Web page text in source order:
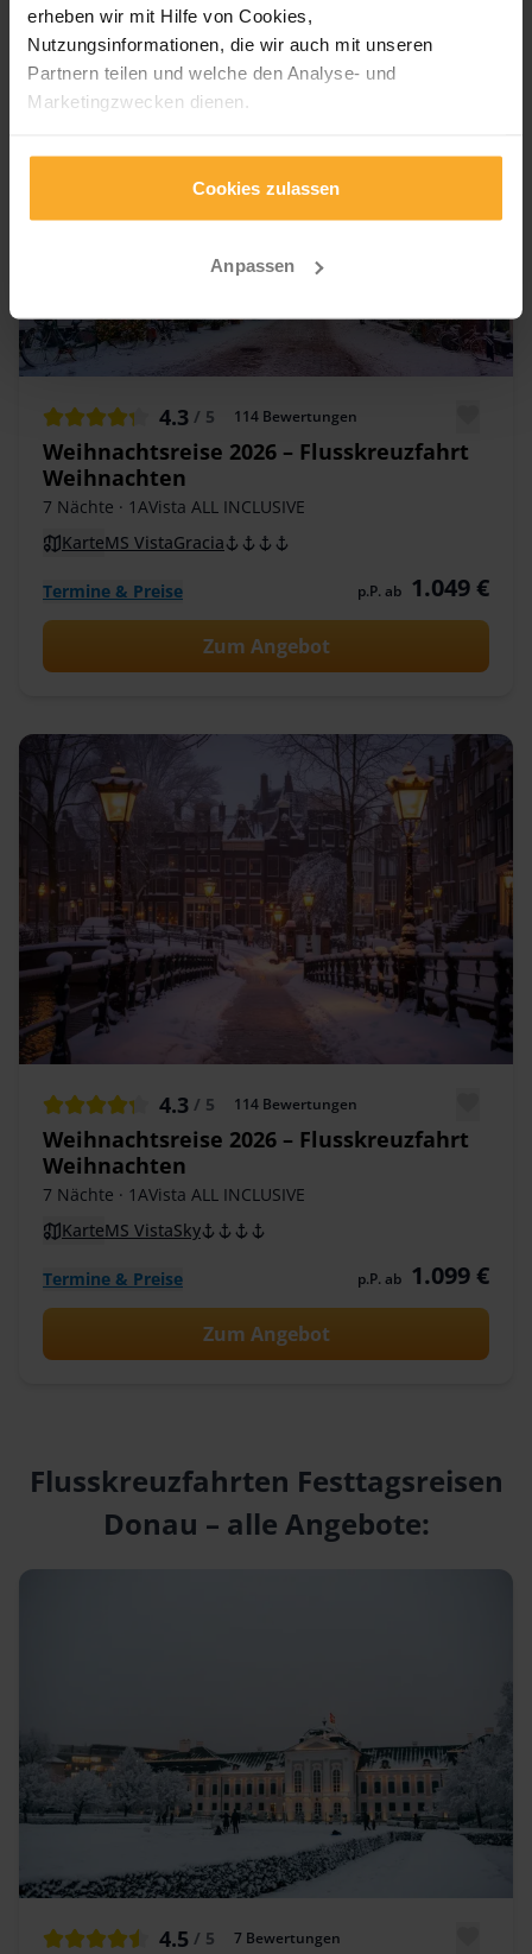
erheben wir mit Hilfe von Cookies,
Nutzungsinformationen, die wir auch mit unseren
Partnern teilen und welche den Analyse- und
Marketingzwecken dienen.
Für unsere neue App „Mein 1AVista" nutzen wir
notwendige Cookies, die zur Funktionalität unserer App
beitragen und zwingend erforderlich sind.
Cookies zulassen
Anpassen
4.3 / 5 114 Bewertungen
Weihnachtsreise 2026 – Flusskreuzfahrt
Weihnachten
7 Nächte · 1AVista ALL INCLUSIVE
KarteMS VistaGracia
Termine & Preise p.P. ab 1.049 €
Zum Angebot
4.3 / 5 114 Bewertungen
Weihnachtsreise 2026 – Flusskreuzfahrt
Weihnachten
7 Nächte · 1AVista ALL INCLUSIVE
KarteMS VistaSky
Termine & Preise p.P. ab 1.099 €
Zum Angebot
Flusskreuzfahrten Festtagsreisen
Donau – alle Angebote:
4.5 / 5 7 Bewertungen